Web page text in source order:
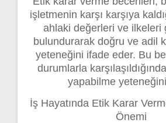
işletmenin karşı karşıya
ahlaki değerleri ve ilkeleri
bulundurarak doğru ve adil
yeteneğini ifade eder. Bu
durumlarla
yapabilme
İş Hayatında Etik Karar
Önemi